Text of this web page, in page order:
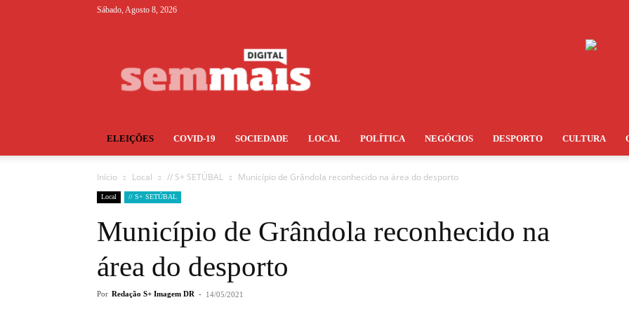
Sábado, Agosto 8, 2026
ELEIÇÕES COVID-19 SOCIEDADE LOCAL POLÍTICA NEGÓCIOS DESPORTO CULTURA
Início Local // S+ SETÚBAL Município de Grândola reconhecido na área do desporto
Local // S+ SETÚBAL
Município de Grândola reconhecido na
área do desporto
Por Redação S+ Imagem DR - 14/05/2021